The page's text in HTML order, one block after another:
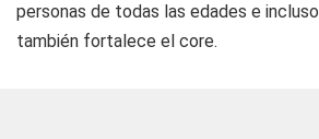
personas de todas las edades e incluso
también fortalece el core.